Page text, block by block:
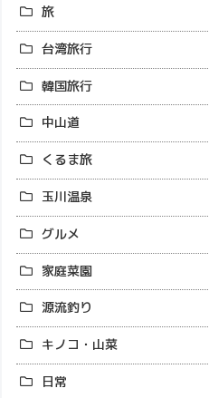
旅
台湾旅行
韓国旅行
中山道
くるま旅
玉川温泉
グルメ
家庭菜園
源流釣り
キノコ・山菜
日常